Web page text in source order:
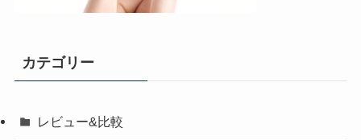
カテゴリー
レビュー&比較